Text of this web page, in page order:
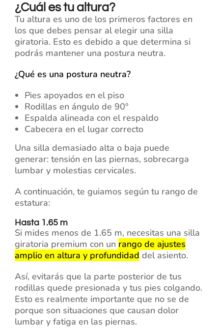
¿Cuál es tu altura?
Tu altura es uno de los primeros factores en
los que debes pensar al elegir una silla
giratoria. Esto es debido a que determina si
podrás mantener una postura neutra.
¿Qué es una postura neutra?
Pies apoyados en el piso
Rodillas en ángulo de 90°
Espalda alineada con el respaldo
Cabecera en el lugar correcto
Una silla demasiado alta o baja puede
generar: tensión en las piernas, sobrecarga
lumbar y molestias cervicales.
A continuación, te guiamos según tu rango de
estatura:
Hasta 1.65 m
Si mides menos de 1.65 m, necesitas una silla
giratoria premium con un rango de ajustes
amplio en altura y profundidad del asiento.
Así, evitarás que la parte posterior de tus
rodillas quede presionada y tus pies colgando.
Esto es realmente importante que no se de
porque son situaciones que causan dolor
lumbar y fatiga en las piernas.